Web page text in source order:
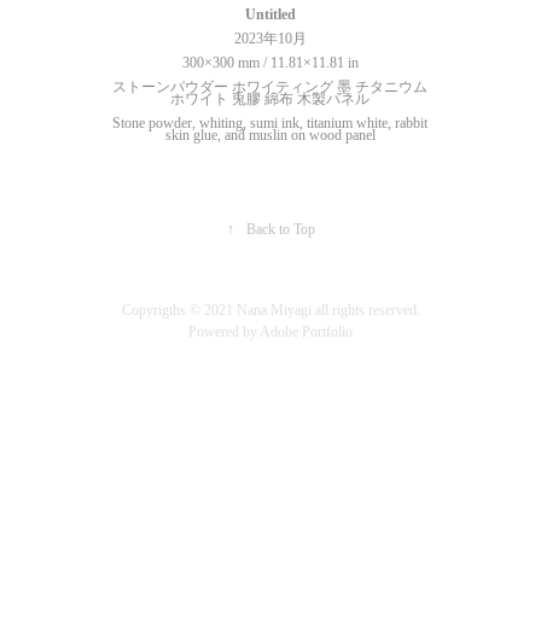
Untitled
2023年10月
300×300 mm / 11.81×11.81 in
ストーンパウダー ホワイティング 墨 チタニウム
ホワイト 兎膠 綿布 木製パネル
Stone powder, whiting, sumi ink, titanium white, rabbit
skin glue, and muslin on wood panel
↑ Back to Top
Copyrigths ©︎ 2021 Nana Miyagi all rights reserved.
Powered by Adobe Portfolio